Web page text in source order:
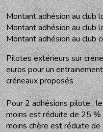
Montant adhésion au club
Montant adhésion au club
Montant adhésion au club
Pilotes extérieurs sur
euros pour un
créneaux proposés
Pour 2 adhésions pilote ,
moins est réduite de 25 %
moins chère est réduite